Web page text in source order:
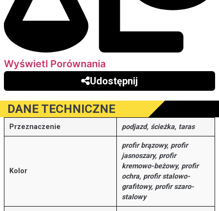
Wyświetl Porównania
Udostępnij
DANE TECHNICZNE
Przeznaczenie podjazd, ścieżka, taras
Kolor
profir brązowy, profir
jasnoszary, profir
kremowo-beżowy, profir
ochra, profir stalowo-
grafitowy, profir szaro-
stalowy